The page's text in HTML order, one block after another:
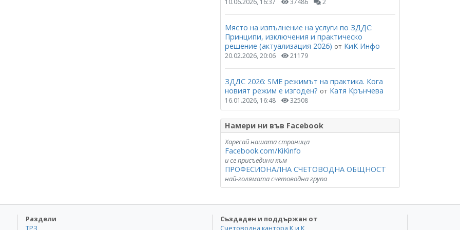
10.06.2026, 16:37 37486 2
Място на изпълнение на услуги по ЗДДС:
Принципи, изключения и практическо
решение (актуализация 2026) от КиК Инфо
20.02.2026, 20:06 21179
ЗДДС 2026: SME режимът на практика. Кога
новият режим е изгоден? от Катя Крънчева
16.01.2026, 16:48 32508
Намери ни във Facebook
Харесай нашата страница
Facebook.com/KiKinfo
и се присъедини към
ПРОФЕСИОНАЛНА СЧЕТОВОДНА ОБЩНОСТ
най-голямата счетоводна група
Раздели
Създаден и поддържан от